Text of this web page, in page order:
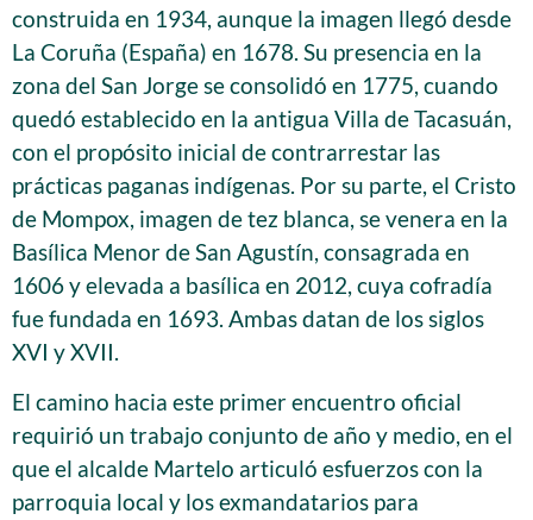
construida en 1934, aunque la imagen llegó desde
La Coruña (España) en 1678. Su presencia en la
zona del San Jorge se consolidó en 1775, cuando
quedó establecido en la antigua Villa de Tacasuán,
con el propósito inicial de contrarrestar las
prácticas paganas indígenas. Por su parte, el Cristo
de Mompox, imagen de tez blanca, se venera en la
Basílica Menor de San Agustín, consagrada en
1606 y elevada a basílica en 2012, cuya cofradía
fue fundada en 1693. Ambas datan de los siglos
XVI y XVII.
El camino hacia este primer encuentro oficial
requirió un trabajo conjunto de año y medio, en el
que el alcalde Martelo articuló esfuerzos con la
parroquia local y los exmandatarios para